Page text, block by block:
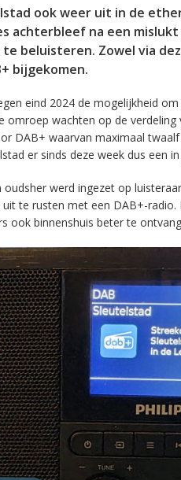
ook weer uit in de
achterbleef na een
beluisteren. Zowel via
bijgekomen.
eind 2024 de mogelijkheid
wachten op de verdeling
DAB+ waarvan maximaal
er sinds deze week dus een in
werd ingezet op
te rusten met een DAB+-
ook binnenshuis beter te